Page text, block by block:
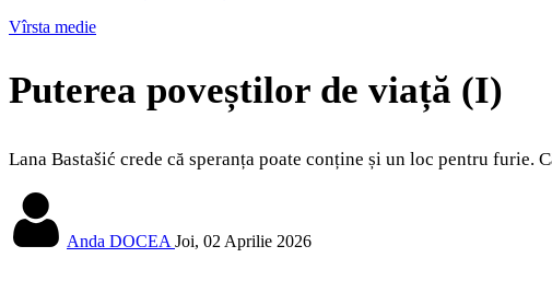
Vîrsta medie
Puterea poveștilor de viață (I)
Lana Bastašić crede că speranța poate conține și un loc pentru furie.
Anda DOCEA Joi, 02 Aprilie 2026